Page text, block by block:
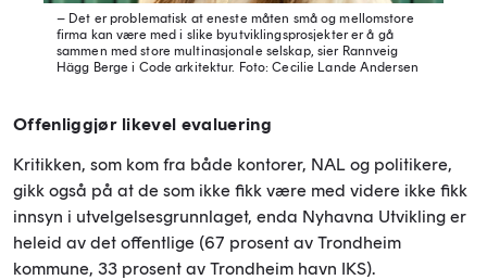
– Det er problematisk at eneste måten små og mellomstore
firma kan være med i slike byutviklingsprosjekter er å gå
sammen med store multinasjonale selskap, sier Rannveig
Hägg Berge i Code arkitektur. Foto: Cecilie Lande Andersen
Offenliggjør likevel evaluering
Kritikken, som kom fra både kontorer, NAL og politikere,
gikk også på at de som ikke fikk være med videre ikke fikk
innsyn i utvelgelsesgrunnlaget, enda Nyhavna Utvikling er
heleid av det offentlige (67 prosent av Trondheim
kommune, 33 prosent av Trondheim havn IKS).